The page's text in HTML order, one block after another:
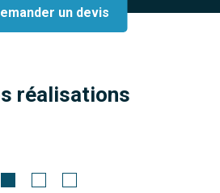
un devis
réalisations